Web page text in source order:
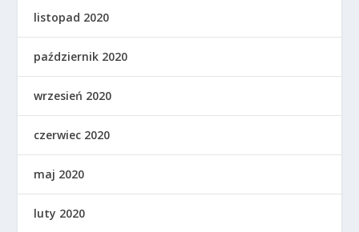
listopad 2020
październik 2020
wrzesień 2020
czerwiec 2020
maj 2020
luty 2020